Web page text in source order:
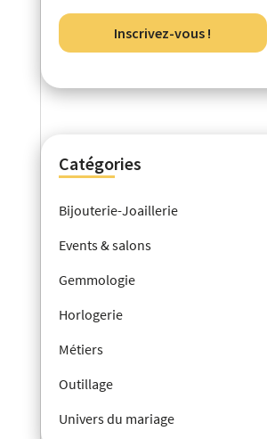
Inscrivez-vous !
Catégories
Bijouterie-Joaillerie
Events & salons
Gemmologie
Horlogerie
Métiers
Outillage
Univers du mariage